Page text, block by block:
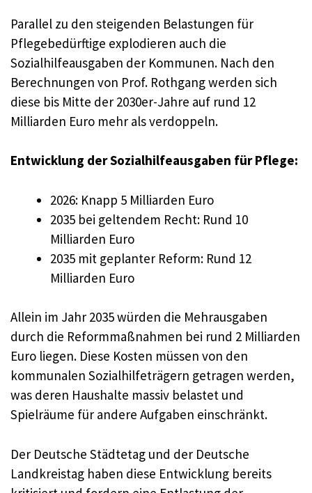
Parallel zu den steigenden Belastungen für
Pflegebedürftige explodieren auch die
Sozialhilfeausgaben der Kommunen. Nach den
Berechnungen von Prof. Rothgang werden sich
diese bis Mitte der 2030er-Jahre auf rund 12
Milliarden Euro mehr als verdoppeln.
Entwicklung der Sozialhilfeausgaben für Pflege:
2026: Knapp 5 Milliarden Euro
2035 bei geltendem Recht: Rund 10
Milliarden Euro
2035 mit geplanter Reform: Rund 12
Milliarden Euro
Allein im Jahr 2035 würden die Mehrausgaben
durch die Reformmaßnahmen bei rund 2 Milliarden
Euro liegen. Diese Kosten müssen von den
kommunalen Sozialhilfeträgern getragen werden,
was deren Haushalte massiv belastet und
Spielräume für andere Aufgaben einschränkt.
Der Deutsche Städtetag und der Deutsche
Landkreistag haben diese Entwicklung bereits